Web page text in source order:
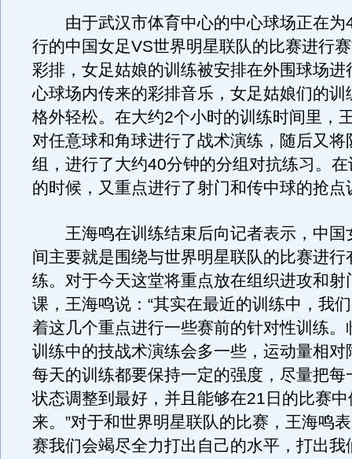
由于武汉市体育中心的中心球场正在为
行的中国女足VS世界明星联队的比赛进行
彩排，女足姑娘的训练被安排在外围球场进
心球场内传来的彩排音乐，女足姑娘们的训
格外轻松。在大约2个小时的训练时间里，
对任意球和角球进行了战术演练，随后又将
组，进行了大约40分钟的分组对抗练习。
的时候，又重点进行了射门和传中球的抢点
王海鸣在训练结束后向记者表示，中国
间主要就是围绕与世界明星联队的比赛进行
练。对于今天这堂将重点放在组织进攻和射
课，王海鸣说：“其实在最近的训练中，我
着这几个重点进行一些赛前的针对性训练。
训练中的技战术演练会多一些，运动量相对
每天的训练都要保持一定的强度，尽量把每
状态调整到最好，并且能够在21日的比赛
来。”对于和世界明星联队的比赛，王海鸣
赛我们会竭尽全力打出自己的水平，打出我